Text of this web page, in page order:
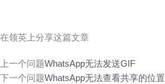
在领英上分享这篇文章
Prev
上一个问题WhatsApp无法发送GIF
下一个问题WhatsApp无法查看共享的位置